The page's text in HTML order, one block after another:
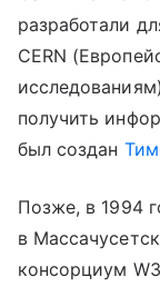
разработали
CERN
получить
был создан
Позже, в 1994
в
консорциум